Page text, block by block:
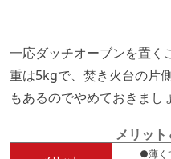
一応ダッチオーブンを置く
重は5kgで、焚き火台の片
もあるのでやめておきまし
メリット
●薄く